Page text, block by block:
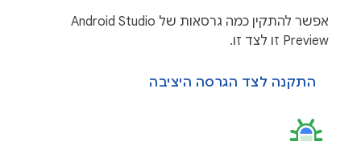
אפשר להתקין כמה גרסאות של Android Studio
Preview זו לצד זו.
התקנה לצד הגרסה היציבה